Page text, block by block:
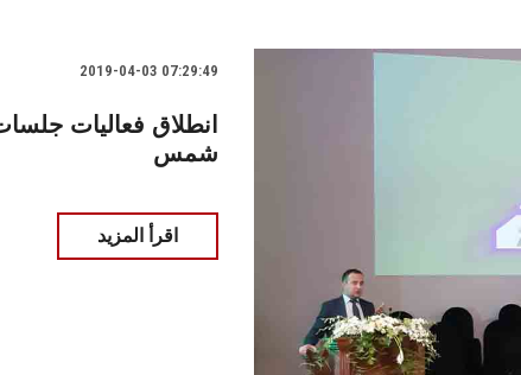
2019-04-03 07:29:49
انطلاق فعاليات
شمس
اقرأ المزيد